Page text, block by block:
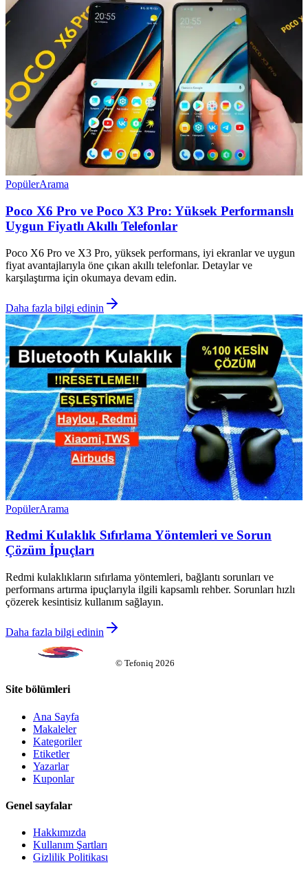
PopülerArama
Poco X6 Pro ve Poco X3 Pro: Yüksek Performanslı
Uygun Fiyatlı Akıllı Telefonlar
Poco X6 Pro ve X3 Pro, yüksek performans, iyi ekranlar ve uygun
fiyat avantajlarıyla öne çıkan akıllı telefonlar. Detaylar ve
karşılaştırma için okumaya devam edin.
Daha fazla bilgi edinin
PopülerArama
Redmi Kulaklık Sıfırlama Yöntemleri ve Sorun
Çözüm İpuçları
Redmi kulaklıkların sıfırlama yöntemleri, bağlantı sorunları ve
performans artırma ipuçlarıyla ilgili kapsamlı rehber. Sorunları hızlı
çözerek kesintisiz kullanım sağlayın.
Daha fazla bilgi edinin
© Tefoniq 2026
Site bölümleri
Ana Sayfa
Makaleler
Kategoriler
Etiketler
Yazarlar
Kuponlar
Genel sayfalar
Hakkımızda
Kullanım Şartları
Gizlilik Politikası